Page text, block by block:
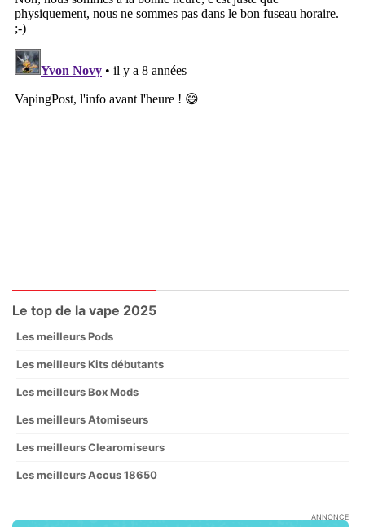
Le top de la vape 2025
Les meilleurs Pods
Les meilleurs Kits débutants
Les meilleurs Box Mods
Les meilleurs Atomiseurs
Les meilleurs Clearomiseurs
Les meilleurs Accus 18650
ANNONCE